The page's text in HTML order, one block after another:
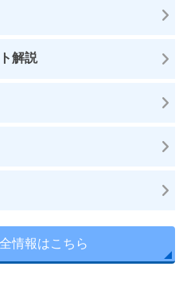
解説
情報はこちら